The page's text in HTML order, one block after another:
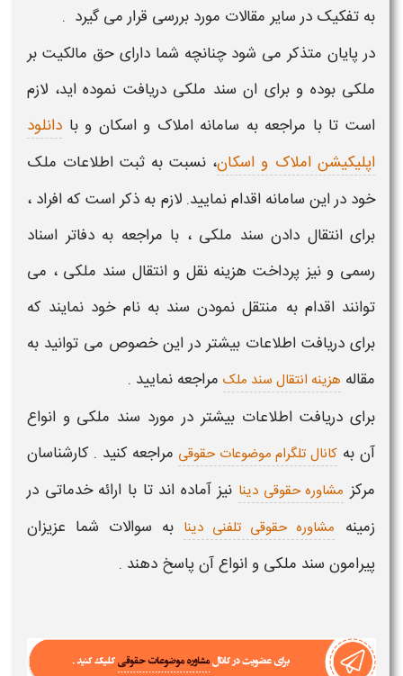
به تفکیک در سایر مقالات مورد بررسی قرار می گیرد .
در پایان متذکر می شود چنانچه شما دارای حق مالکیت بر
ملکی بوده و برای ان سند ملکی دریافت نموده اید، لازم
است تا با مراجعه به سامانه املاک و اسکان و با دانلود
اپلیکیشن املاک و اسکان، نسبت به ثبت اطلاعات ملک
خود در این سامانه اقدام نمایید. لازم به ذکر است که افراد ،
برای انتقال دادن سند ملکی ، با مراجعه به دفاتر اسناد
رسمی و نیز پرداخت هزینه نقل و انتقال سند ملکی ، می
توانند اقدام به منتقل نمودن سند به نام خود نمایند که
برای دریافت اطلاعات بیشتر در این خصوص می توانید به
مقاله هزینه انتقال سند ملک مراجعه نمایید .
برای دریافت اطلاعات بیشتر در مورد سند ملکی و انواع
آن به کانال تلگرام موضوعات حقوقی مراجعه کنید . کارشناسان
مرکز مشاوره حقوقی دینا نیز آماده اند تا با ارائه خدماتی در
زمینه مشاوره حقوقی تلفنی دینا به سوالات شما عزیزان
پیرامون سند ملکی و انواع آنپاسخ دهند .